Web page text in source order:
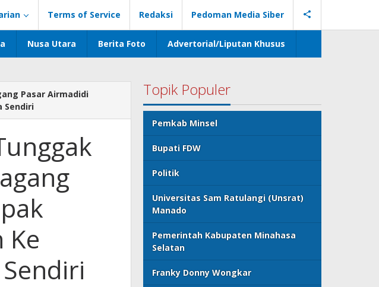
Terms of Service Redaksi Pedoman Media Siber
Nusa Utara Berita Foto Advertorial/Liputan Khusus
Pasar Airmadidi
Sendiri
Ke
Topik Populer
Pemkab Minsel
Bupati FDW
Politik
Universitas Sam Ratulangi (Unsrat)
Manado
Pemerintah Kabupaten Minahasa
Selatan
Franky Donny Wongkar